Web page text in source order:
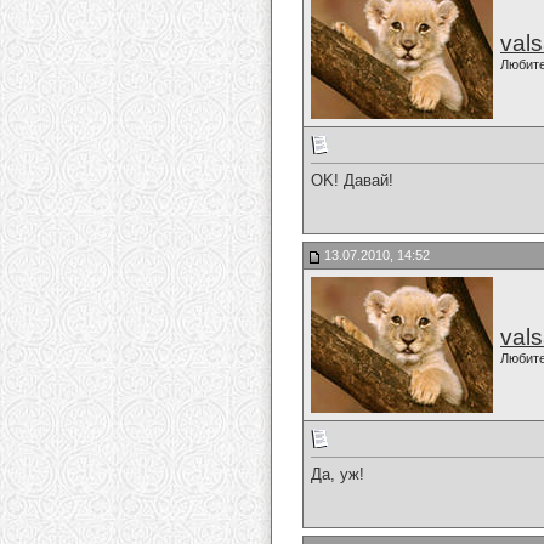
OK! Давай!
13.07.2010, 14:52
Да, уж!